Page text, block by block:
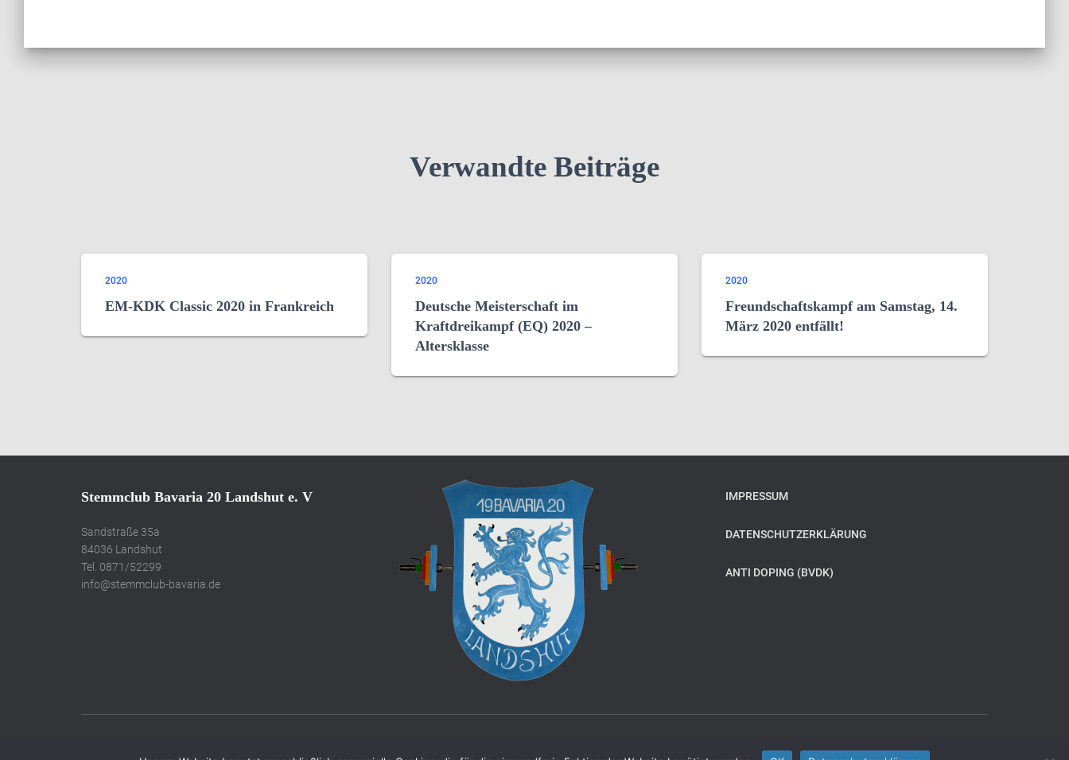
Verwandte Beiträge
2020
EM-KDK Classic 2020 in Frankreich
2020
Deutsche Meisterschaft im
Kraftdreikampf (EQ) 2020 –
Altersklasse
2020
Freundschaftskampf am Samstag, 14.
März 2020 entfällt!
Stemmclub Bavaria 20 Landshut e. V
Sandstraße 35a
84036 Landshut
Tel. 0871/52299
info@stemmclub-bavaria.de
IMPRESSUM
DATENSCHUTZERKLÄRUNG
ANTI DOPING (BVDK)